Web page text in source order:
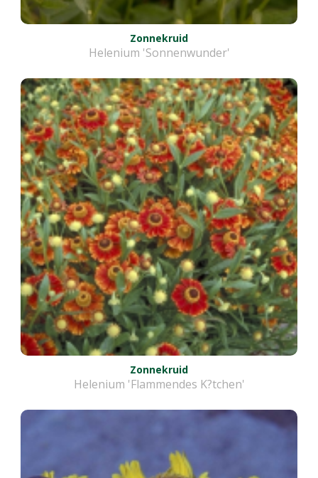
Zonnekruid
Helenium 'Sonnenwunder'
Zonnekruid
Helenium 'Flammendes K?tchen'